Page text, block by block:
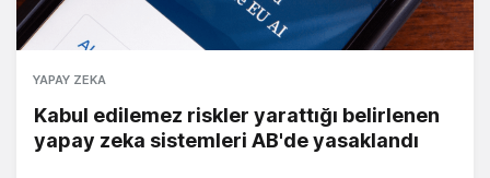
YAPAY ZEKA
Kabul edilemez riskler yarattığı belirlenen
yapay zeka sistemleri AB'de yasaklandı